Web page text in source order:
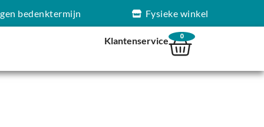
bedenktermijn Fysieke winkel
Klantenservice 0